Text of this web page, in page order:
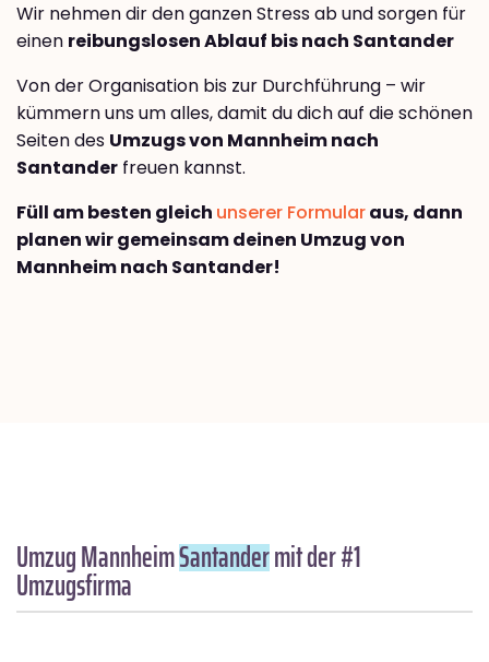
Wir nehmen dir den ganzen Stress ab und sorgen für
einen reibungslosen Ablauf bis nach Santander
Von der Organisation bis zur Durchführung – wir
kümmern uns um alles, damit du dich auf die schönen
Seiten des Umzugs von Mannheim nach
Santander freuen kannst.
Füll am besten gleich unserer Formularaus, dann
planen wir gemeinsam deinen Umzug von
Mannheim nach Santander!
Umzug MannheimSantandermit der #1
Umzugsfirma